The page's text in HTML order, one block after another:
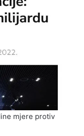
mjere protiv